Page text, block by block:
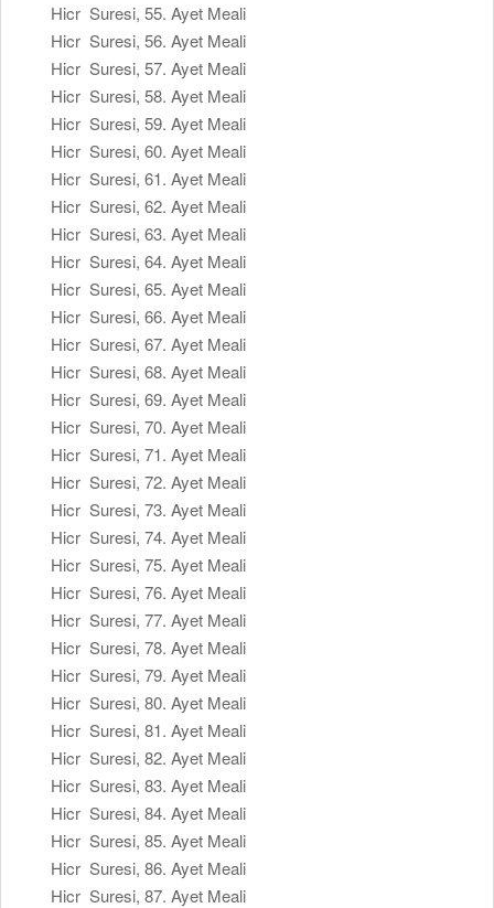
Hicr Suresi, 55. Ayet Meali
Hicr Suresi, 56. Ayet Meali
Hicr Suresi, 57. Ayet Meali
Hicr Suresi, 58. Ayet Meali
Hicr Suresi, 59. Ayet Meali
Hicr Suresi, 60. Ayet Meali
Hicr Suresi, 61. Ayet Meali
Hicr Suresi, 62. Ayet Meali
Hicr Suresi, 63. Ayet Meali
Hicr Suresi, 64. Ayet Meali
Hicr Suresi, 65. Ayet Meali
Hicr Suresi, 66. Ayet Meali
Hicr Suresi, 67. Ayet Meali
Hicr Suresi, 68. Ayet Meali
Hicr Suresi, 69. Ayet Meali
Hicr Suresi, 70. Ayet Meali
Hicr Suresi, 71. Ayet Meali
Hicr Suresi, 72. Ayet Meali
Hicr Suresi, 73. Ayet Meali
Hicr Suresi, 74. Ayet Meali
Hicr Suresi, 75. Ayet Meali
Hicr Suresi, 76. Ayet Meali
Hicr Suresi, 77. Ayet Meali
Hicr Suresi, 78. Ayet Meali
Hicr Suresi, 79. Ayet Meali
Hicr Suresi, 80. Ayet Meali
Hicr Suresi, 81. Ayet Meali
Hicr Suresi, 82. Ayet Meali
Hicr Suresi, 83. Ayet Meali
Hicr Suresi, 84. Ayet Meali
Hicr Suresi, 85. Ayet Meali
Hicr Suresi, 86. Ayet Meali
Hicr Suresi, 87. Ayet Meali